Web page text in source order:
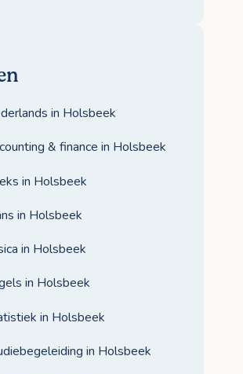
in Holsbeek
& finance in Holsbeek
in Holsbeek
in Holsbeek
in Holsbeek
in Holsbeek
in Holsbeek
in Holsbeek